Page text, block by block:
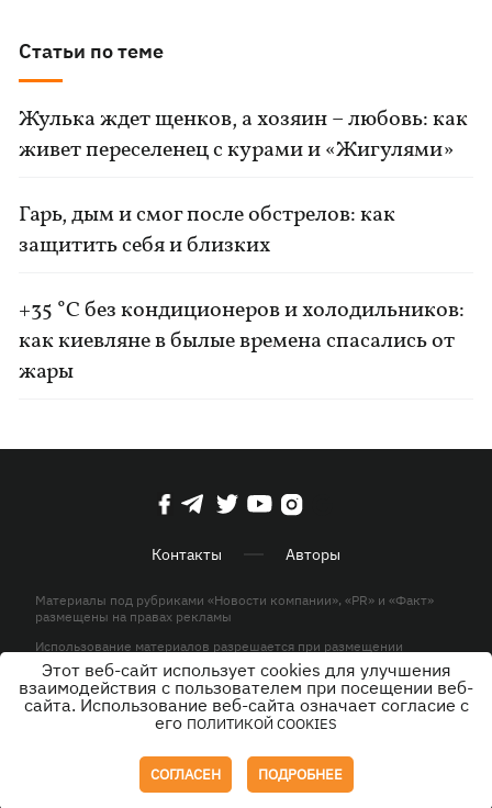
Статьи по теме
Жулька ждет щенков, а хозяин – любовь: как
живет переселенец с курами и «Жигулями»
Гарь, дым и смог после обстрелов: как
защитить себя и близких
+35 °C без кондиционеров и холодильников:
как киевляне в былые времена спасались от
жары
Контакты Авторы
Материалы под рубриками «Новости компании», «PR» и «Факт»
размещены на правах рекламы
Использование материалов разрешается при размещении
активной гиперссылки на KP.UA в первом абзаце.
© ООО «ЮЛАВ МЕДИА»,2026. Все права защищены.
Этот веб-сайт использует cookies для улучшения
взаимодействия с пользователем при посещении веб-
сайта. Использование веб-сайта означает согласие с
его ПОЛИТИКОЙ COOKIES
СОГЛАСЕН ПОДРОБНЕЕ